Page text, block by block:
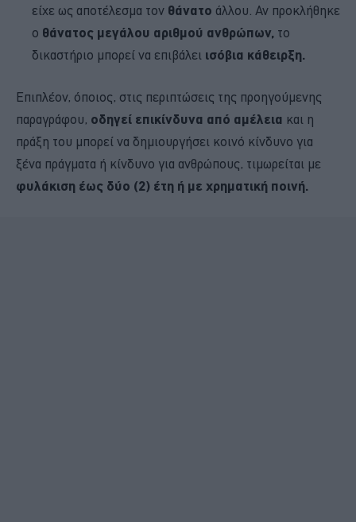
είχε ως αποτέλεσμα τον θάνατο άλλου. Αν προκλήθηκε
ο θάνατος μεγάλου αριθμού ανθρώπων, το
δικαστήριο μπορεί να επιβάλει ισόβια κάθειρξη.
Eπιπλέον, όποιος, στις περιπτώσεις της προηγούμενης
παραγράφου, οδηγεί επικίνδυνα από αμέλεια και η
πράξη του μπορεί να δημιουργήσει κοινό κίνδυνο για
ξένα πράγματα ή κίνδυνο για ανθρώπους, τιμωρείται με
φυλάκιση έως δύο (2) έτη ή με χρηματική ποινή.